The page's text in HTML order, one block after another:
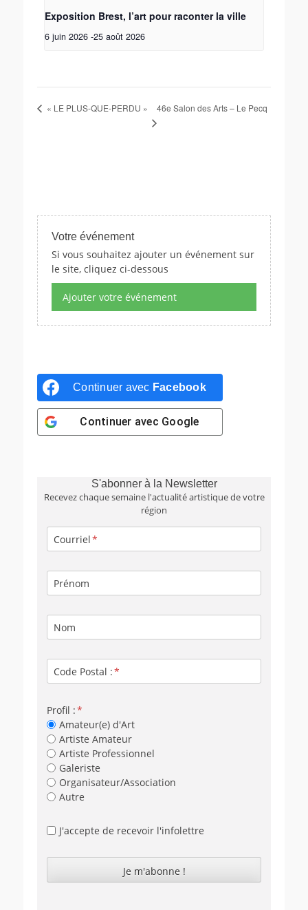
Exposition Brest, l’art pour raconter la ville
6 juin 2026 -25 août 2026
« LE PLUS-QUE-PERDU » 46e Salon des Arts – Le Pecq
Votre événement
Si vous souhaitez ajouter un événement sur
le site, cliquez ci-dessous
Ajouter votre événement
Continuer avec Facebook
Continuer avec Google
S'abonner à la Newsletter
Recevez chaque semaine l'actualité artistique de votre
région
Courriel
Prénom
Nom
Code Postal :
Profil :
Amateur(e) d'Art
Artiste Amateur
Artiste Professionnel
Galeriste
Organisateur/Association
Autre
J'accepte de recevoir l'infolettre